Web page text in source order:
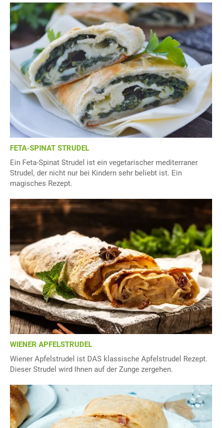
FETA-SPINAT STRUDEL
Ein Feta-Spinat Strudel ist ein vegetarischer mediterraner
Strudel, der nicht nur bei Kindern sehr beliebt ist. Ein
magisches Rezept.
WIENER APFELSTRUDEL
Wiener Apfelstrudel ist DAS klassische Apfelstrudel Rezept.
Dieser Strudel wird Ihnen auf der Zunge zergehen.